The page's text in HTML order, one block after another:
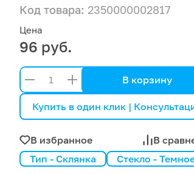
Код товара: 2350000002817
Цена
96 руб.
В корзину
Купить в один клик |
В избранное В
Тип - Склянка Стекло -